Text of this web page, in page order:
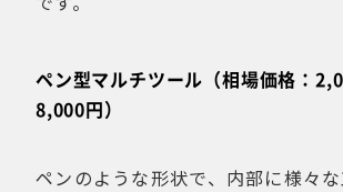
ペン型マルチツール（相場価格：
8,000円）
ペンのような形状で、内部に様々